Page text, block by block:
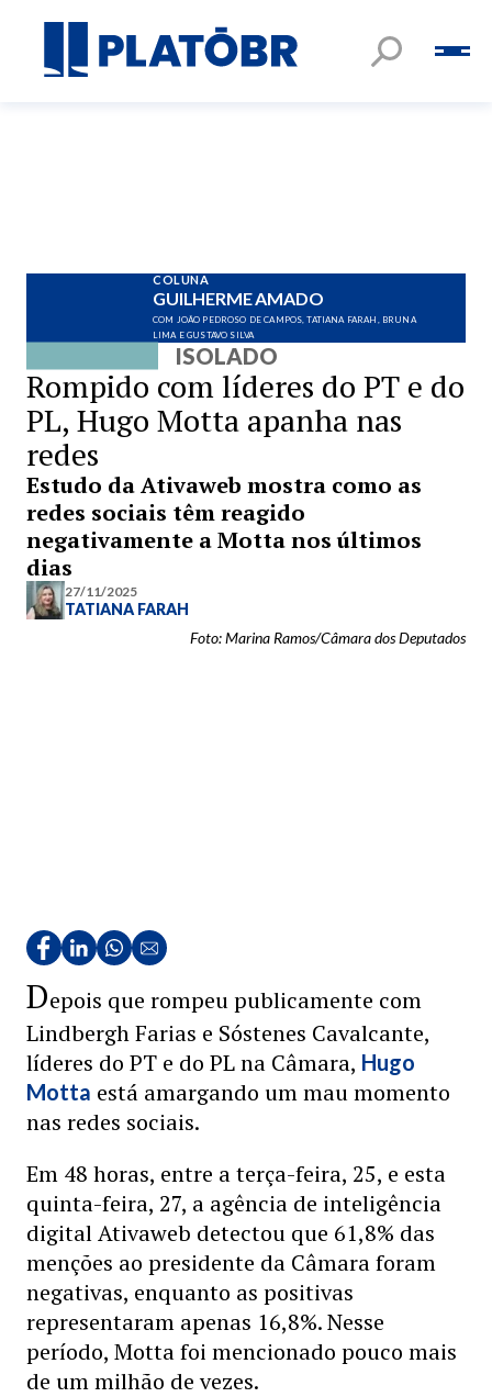
COLUNA
GUILHERME AMADO
COM JOÃO PEDROSO DE CAMPOS, TATIANA FARAH, BRUNA
LIMA E GUSTAVO SILVA
ISOLADO
Rompido com líderes do PT e do
PL, Hugo Motta apanha nas
redes
Estudo da Ativaweb mostra como as
redes sociais têm reagido
negativamente a Motta nos últimos
dias
27/11/2025
TATIANA FARAH
Foto: Marina Ramos/Câmara dos Deputados
Depois que rompeu publicamente com
Lindbergh Farias e Sóstenes Cavalcante,
líderes do PT e do PL na Câmara, Hugo
Motta está amargando um mau momento
nas redes sociais.
Em 48 horas, entre a terça-feira, 25, e esta
quinta-feira, 27, a agência de inteligência
digital Ativaweb detectou que 61,8% das
menções ao presidente da Câmara foram
negativas, enquanto as positivas
representaram apenas 16,8%. Nesse
período, Motta foi mencionado pouco mais
de um milhão de vezes.